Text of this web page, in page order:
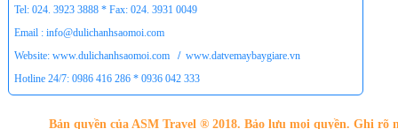
Tel: 024. 3923 3888 * Fax: 024. 3931 0049
Email : info@dulichanhsaomoi.com
Website: www.dulichanhsaomoi.com
/ www.datvemaybaygiare.vn
Hotline 24/7: 0986 416 286 * 0936 042 333
Bản quyền của ASM Travel ® 2018. Bảo lưu mọi quyền. Ghi